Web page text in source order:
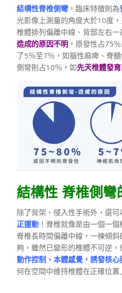
結構性脊椎側彎，臨床特徵則為
光影像上測量的角度大於10度
椎體排列偏離中線、背部左右
造成的原因不明，原發性占75
了5％至7％，如腦性麻痺、脊
側彎則占10％，如先天椎體發
結構性 脊椎側彎
除了背架、侵入性手術外，還可
正運動！脊椎就像是由一個一
脊椎長時間偏離中線，一棟傾
夠，雖然已變形的椎體不可逆，
動作控制、本體感覺，誘發核心
何在空間中維持椎體在正確位置